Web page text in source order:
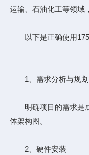
运输、石油化工等领域
以下是正确使用
1、需求分析与规划
明确项目的需求是成
体架构图。
2、硬件安装